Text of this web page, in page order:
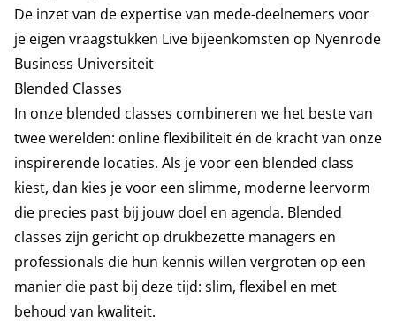
De inzet van de expertise van mede-deelnemers voor
je eigen vraagstukken Live bijeenkomsten op Nyenrode
Business Universiteit
Blended Classes
In onze blended classes combineren we het beste van
twee werelden: online flexibiliteit én de kracht van onze
inspirerende locaties. Als je voor een blended class
kiest, dan kies je voor een slimme, moderne leervorm
die precies past bij jouw doel en agenda. Blended
classes zijn gericht op drukbezette managers en
professionals die hun kennis willen vergroten op een
manier die past bij deze tijd: slim, flexibel en met
behoud van kwaliteit.